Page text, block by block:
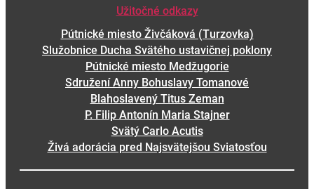
Užitočné odkazy
Pútnické miesto Živčáková (Turzovka)
Služobnice Ducha Svätého ustavičnej poklony
Pútnické miesto Medžugorie
Sdružení Anny Bohuslavy Tomanové
Blahoslavený Titus Zeman
P. Filip Antonín Maria Stajner
Svätý Carlo Acutis
Živá adorácia pred Najsvätejšou Sviatosťou